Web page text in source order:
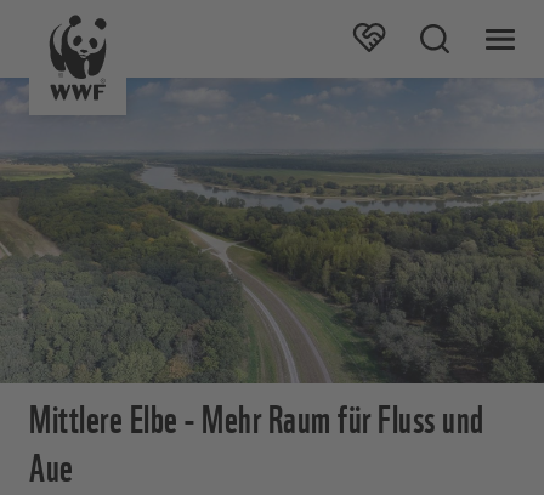
Mittlere Elbe - Mehr Raum für Fluss und
Aue